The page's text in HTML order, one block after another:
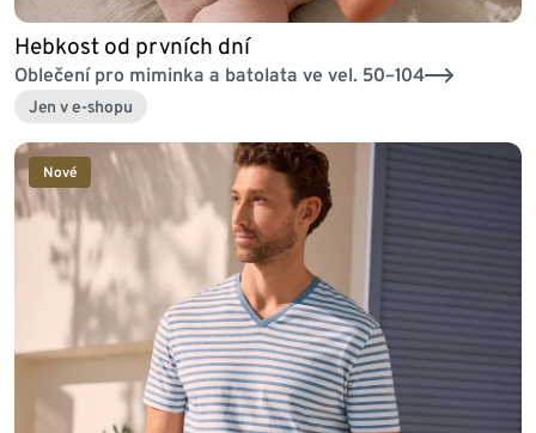
Hebkost od prvních dní
Oblečení pro miminka a batolata ve vel. 50–104
Jen v e-shopu
Nové